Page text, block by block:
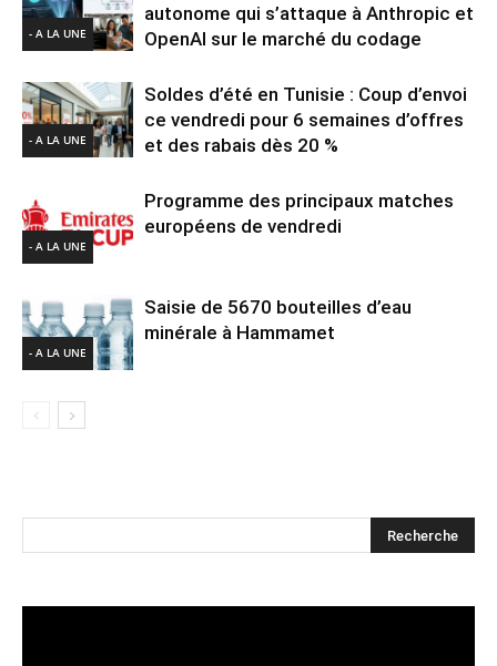
- A LA UNE
autonome qui s’attaque à Anthropic et
OpenAI sur le marché du codage
- A LA UNE
Soldes d’été en Tunisie : Coup d’envoi
ce vendredi pour 6 semaines d’offres
et des rabais dès 20 %
- A LA UNE
Programme des principaux matches
européens de vendredi
- A LA UNE
Saisie de 5670 bouteilles d’eau
minérale à Hammamet